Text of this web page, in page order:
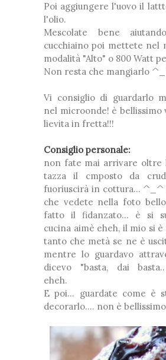
Poi aggiungere l'uovo il
l'olio.
Mescolate bene
cucchiaino poi mettete nel
modalità "Alto" o 800 Watt
Non resta che mangiarlo
Vi consiglio di guardarlo
nel microonde! è bellissimo
lievita in fretta!!!
Consiglio personale:
non fate mai arrivare oltre
tazza il cmposto da
fuoriuscirà in cottura...
che vedete nella foto
fatto il fidanzato... è si
cucina aimè eheh, il mio si
tanto che metà se ne è
mentre lo guardavo
dicevo "basta, dai
eheh.
E poi... guardate come è
decorarlo.... non è